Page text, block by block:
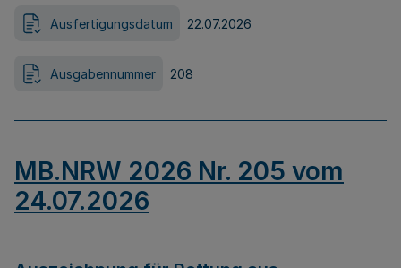
Ausfertigungsdatum 22.07.2026
Ausgabennummer 208
MB.NRW 2026 Nr. 205 vom
24.07.2026